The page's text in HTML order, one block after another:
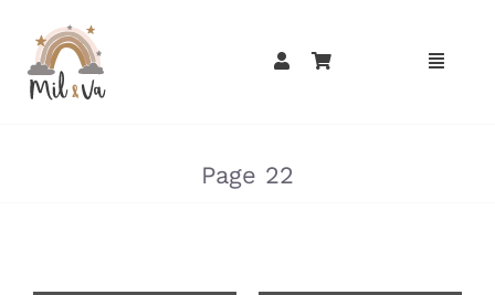
contenu
Page 22